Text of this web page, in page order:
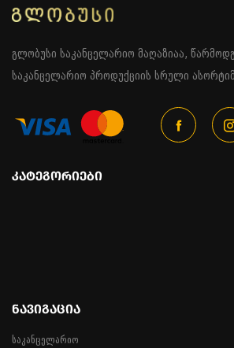
გლობუსი საკანცელარიო მაღაზიაა,
საკანცელარიო პროდუქციის სრული
ᲙᲐᲢᲔᲒᲝᲠᲘᲔᲑᲘ
ᲜᲐᲕᲘᲒᲐᲪᲘᲐ
საკანცელარიო